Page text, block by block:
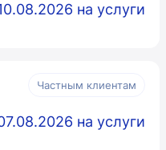
на услуги
Частным клиентам
на услуги